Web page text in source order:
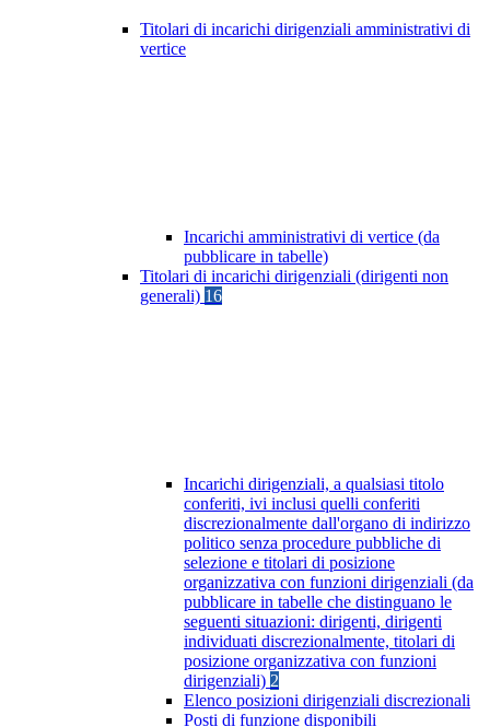
Titolari di incarichi dirigenziali amministrativi di
vertice
Incarichi amministrativi di vertice (da
pubblicare in tabelle)
Titolari di incarichi dirigenziali (dirigenti non
generali) 16
Incarichi dirigenziali, a qualsiasi titolo
conferiti, ivi inclusi quelli conferiti
discrezionalmente dall'organo di indirizzo
politico senza procedure pubbliche di
selezione e titolari di posizione
organizzativa con funzioni dirigenziali (da
pubblicare in tabelle che distinguano le
seguenti situazioni: dirigenti, dirigenti
individuati discrezionalmente, titolari di
posizione organizzativa con funzioni
dirigenziali) 2
Elenco posizioni dirigenziali discrezionali
Posti di funzione disponibili